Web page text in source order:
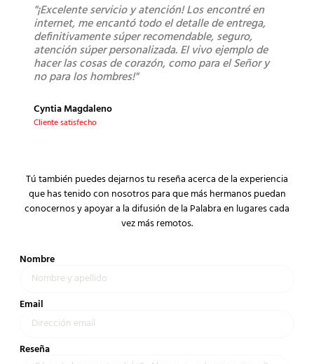
"¡Excelente servicio y atención! Los encontré en
internet, me encantó todo el detalle de entrega,
definitivamente súper recomendable, seguro,
atención súper personalizada. El vivo ejemplo de
hacer las cosas de corazón, como para el Señor y
no para los hombres!"
Cyntia Magdaleno
Cliente satisfecho
Tú también puedes dejarnos tu reseña acerca de la experiencia
que has tenido con nosotros para que más hermanos puedan
conocernos y apoyar a la difusión de la Palabra en lugares cada
vez más remotos.
Nombre
Email
Reseña